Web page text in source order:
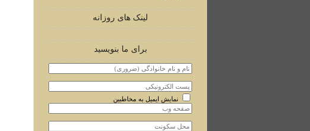
لینک های روزانه
برای ما بنویسید
نمایش ایمیل به مخاطبین